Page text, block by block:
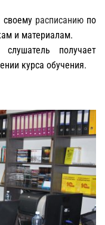
расписаниюпо
и материалам.
получает
курса обучения.